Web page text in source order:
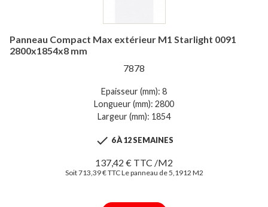
Panneau Compact Max extérieur M1 Starlight 0091
2800x1854x8 mm
7878
Epaisseur (mm): 8
Longueur (mm): 2800
Largeur (mm): 1854
 6 À 12 SEMAINES
137,42 € TTC /M2
Soit 713,39 € TTC Le panneau de 5,1912 M2